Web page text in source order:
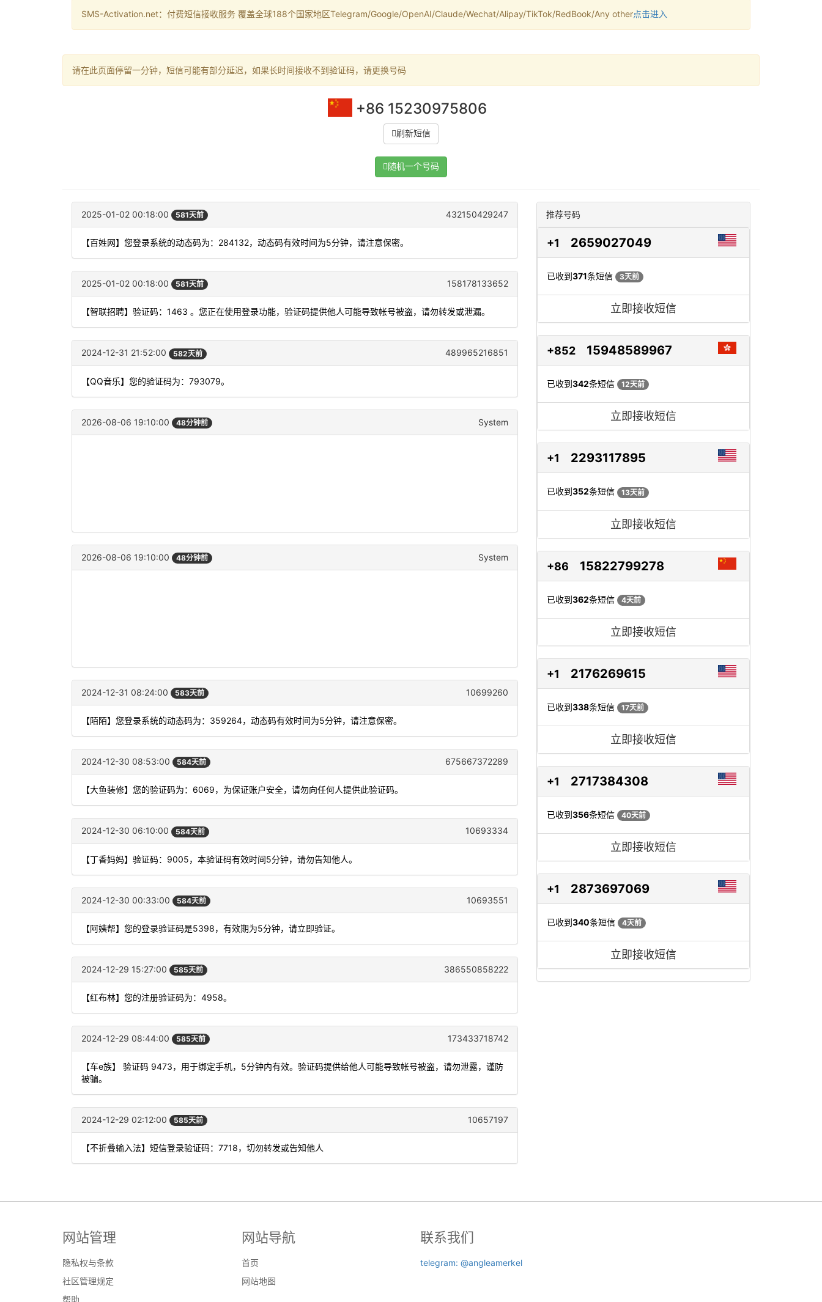
SMS-Activation.net：付费短信接收服务 覆盖全球188个国家地区Telegram/Google/OpenAI/Claude/Wechat/Alipay/TikTok/RedBook/Any other点击进入
请在此页面停留一分钟，短信可能有部分延迟，如果长时间接收不到验证码，请更换号码
+86 15230975806
刷新短信
随机一个号码
2025-01-02 00:18:00 581天前 432150429247
【百姓网】您登录系统的动态码为：284132，动态码有效时间为5分钟，请注意保密。
2025-01-02 00:18:00 581天前 158178133652
【智联招聘】验证码：1463 。您正在使用登录功能，验证码提供他人可能导致帐号被盗，请勿转发或泄漏。
2024-12-31 21:52:00 582天前 489965216851
【QQ音乐】您的验证码为：793079。
2026-08-06 19:10:00 48分钟前 System
2026-08-06 19:10:00 48分钟前 System
2024-12-31 08:24:00 583天前 10699260
【陌陌】您登录系统的动态码为：359264，动态码有效时间为5分钟，请注意保密。
2024-12-30 08:53:00 584天前 675667372289
【大鱼装修】您的验证码为：6069，为保证账户安全，请勿向任何人提供此验证码。
2024-12-30 06:10:00 584天前 10693334
【丁香妈妈】验证码：9005，本验证码有效时间5分钟，请勿告知他人。
2024-12-30 00:33:00 584天前 10693551
【阿姨帮】您的登录验证码是5398，有效期为5分钟，请立即验证。
2024-12-29 15:27:00 585天前 386550858222
【红布林】您的注册验证码为：4958。
2024-12-29 08:44:00 585天前 173433718742
【车e族】 验证码 9473，用于绑定手机，5分钟内有效。验证码提供给他人可能导致帐号被盗，请勿泄露，谨防
被骗。
2024-12-29 02:12:00 585天前 10657197
【不折叠输入法】短信登录验证码：7718，切勿转发或告知他人
推荐号码
+1 2659027049
已收到371条短信 3天前
立即接收短信
+852 15948589967
已收到342条短信 12天前
立即接收短信
+1 2293117895
已收到352条短信 13天前
立即接收短信
+86 15822799278
已收到362条短信 4天前
立即接收短信
+1 2176269615
已收到338条短信 17天前
立即接收短信
+1 2717384308
已收到356条短信 40天前
立即接收短信
+1 2873697069
已收到340条短信 4天前
立即接收短信
网站管理
隐私权与条款
社区管理规定
帮助
网站导航
首页
网站地图
联系我们
telegram: @angleamerkel